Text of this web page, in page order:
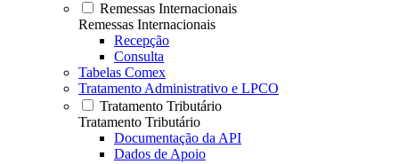
Remessas Internacionais
Remessas Internacionais
Recepção
Consulta
Tabelas Comex
Tratamento Administrativo e LPCO
Tratamento Tributário
Tratamento Tributário
Documentação da API
Dados de Apoio